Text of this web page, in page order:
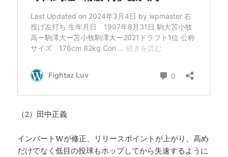
（2）田中正義
インバートWが修正、リリースポイントが上がり、高め
だけでなく低目の投球もホップしてから失速するように